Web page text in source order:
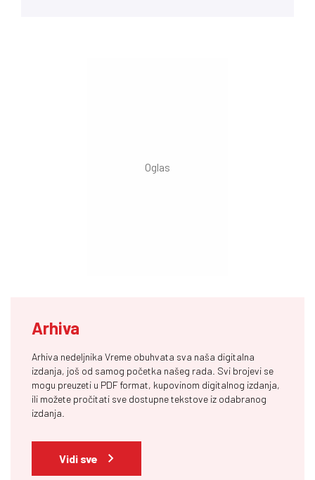
Arhiva
Arhiva nedeljnika Vreme obuhvata sva naša digitalna
izdanja, još od samog početka našeg rada. Svi brojevi se
mogu preuzeti u PDF format, kupovinom digitalnog izdanja,
ili možete pročitati sve dostupne tekstove iz odabranog
izdanja.
Vidi sve